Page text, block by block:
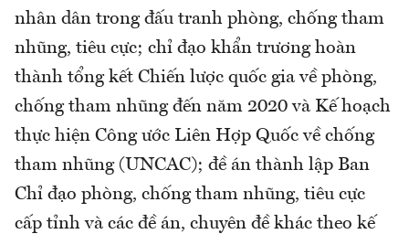
nhân dân trong đấu tranh phòng, chống tham
nhũng, tiêu cực; chỉ đạo khẩn trương hoàn
thành tổng kết Chiến lược quốc gia về phòng,
chống tham nhũng đến năm 2020 và Kế hoạch
thực hiện Công ước Liên Hợp Quốc về chống
tham nhũng (UNCAC); đề án thành lập Ban
Chỉ đạo phòng, chống tham nhũng, tiêu cực
cấp tỉnh và các đề án, chuyên đề khác theo kế